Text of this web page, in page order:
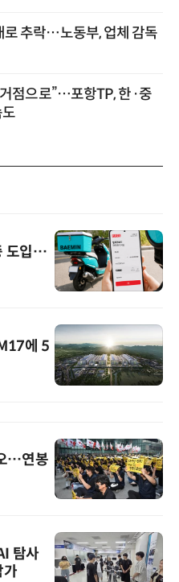
로 추락…노동부, 업체 감독
점으로”…포항TP, 한·중
도입…
에 5
…연봉
탐사
참가